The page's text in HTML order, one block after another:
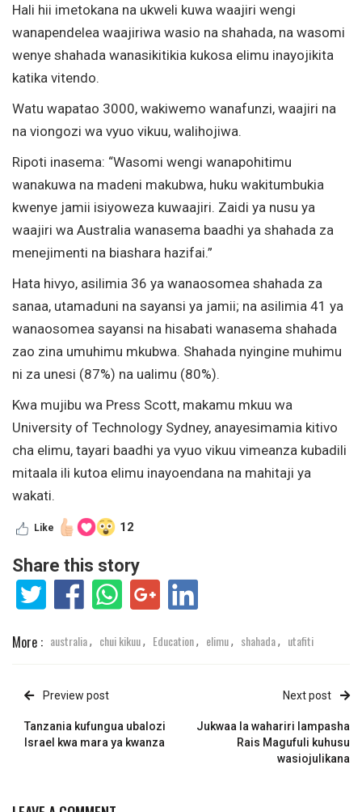
Hali hii imetokana na ukweli kuwa waajiri wengi
wanapendelea waajiriwa wasio na shahada, na wasomi
wenye shahada wanasikitikia kukosa elimu inayojikita
katika vitendo.
Watu wapatao 3000, wakiwemo wanafunzi, waajiri na
na viongozi wa vyuo vikuu, walihojiwa.
Ripoti inasema: “Wasomi wengi wanapohitimu
wanakuwa na madeni makubwa, huku wakitumbukia
kwenye jamii isiyoweza kuwaajiri. Zaidi ya nusu ya
waajiri wa Australia wanasema baadhi ya shahada za
menejimenti na biashara hazifai.”
Hata hivyo, asilimia 36 ya wanaosomea shahada za
sanaa, utamaduni na sayansi ya jamii; na asilimia 41 ya
wanaosomea sayansi na hisabati wanasema shahada
zao zina umuhimu mkubwa. Shahada nyingine muhimu
ni za unesi (87%) na ualimu (80%).
Kwa mujibu wa Press Scott, makamu mkuu wa
University of Technology Sydney, anayesimamia kitivo
cha elimu, tayari baadhi ya vyuo vikuu vimeanza kubadili
mitaala ili kutoa elimu inayoendana na mahitaji ya
wakati.
Like 12
Share this story
More : australia, chui kikuu, Education, elimu, shahada, utafiti
Preview post
Tanzania kufungua ubalozi
Israel kwa mara ya kwanza
Next post
Jukwaa la wahariri lampasha
Rais Magufuli kuhusu
wasiojulikana